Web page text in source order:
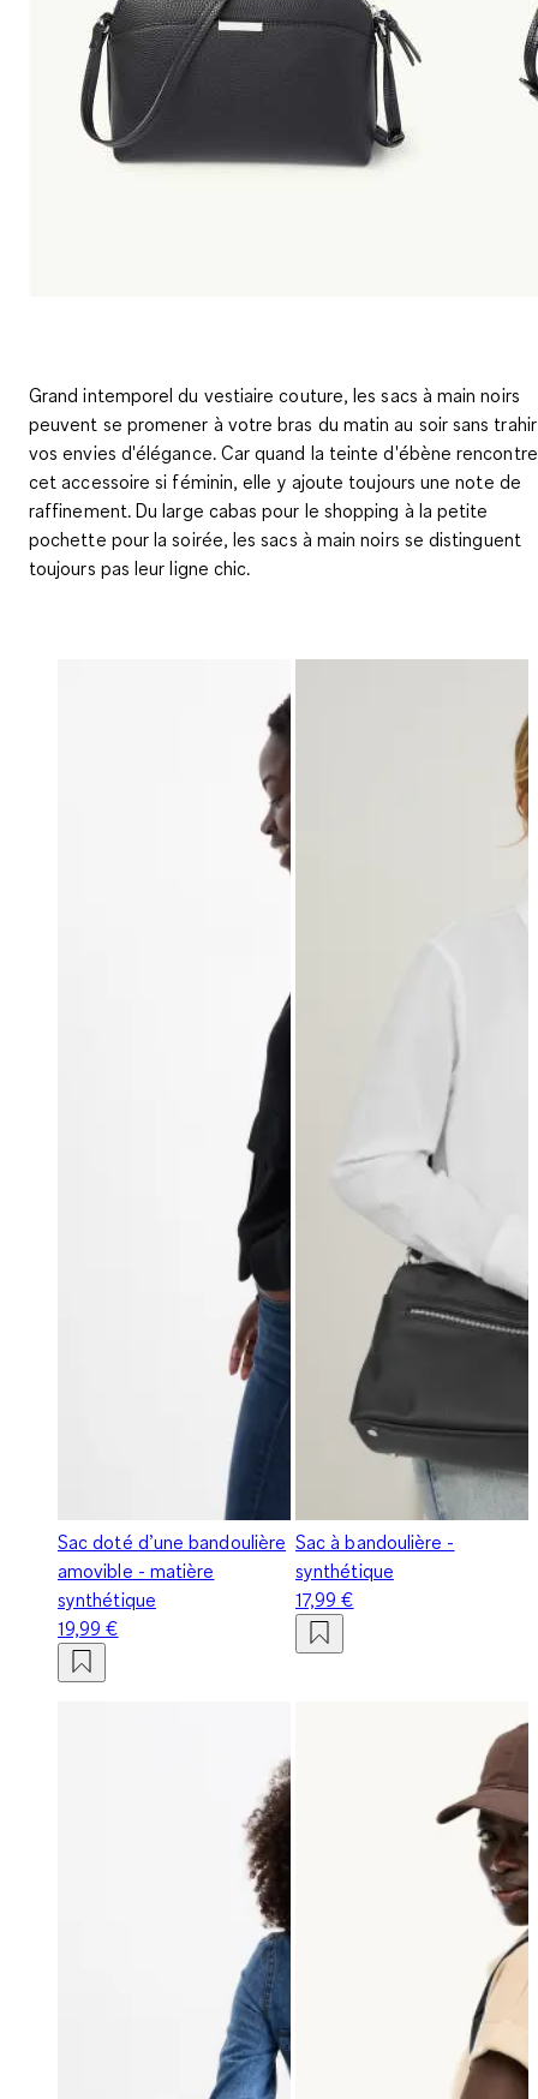
Grand intemporel du vestiaire couture, les sacs à main noirs
peuvent se promener à votre bras du matin au soir sans trahir
vos envies d'élégance. Car quand la teinte d'ébène rencontre
cet accessoire si féminin, elle y ajoute toujours une note de
raffinement. Du large cabas pour le shopping à la petite
pochette pour la soirée, les sacs à main noirs se distinguent
toujours pas leur ligne chic.
Sac doté d’une bandoulière
amovible - matière
synthétique
19,99 €
Sac à bandoulière -
synthétique
17,99 €